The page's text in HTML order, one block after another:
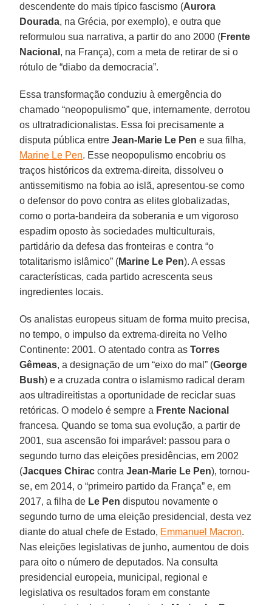
descendente do mais típico fascismo (Aurora
Dourada, na Grécia, por exemplo), e outra que
reformulou sua narrativa, a partir do ano 2000 (Frente
Nacional , na França), com a meta de retirar de si o
rótulo de “diabo da democracia”.
Essa transformação conduziu à emergência do
chamado “neopopulismo” que, internamente, derrotou
os ultratradicionalistas. Essa foi precisamente a
disputa pública entreJean-Marie Le Pen e sua filha,
Marine Le Pen. Esse neopopulismo encobriu os
traços históricos da extrema-direita, dissolveu o
antissemitismo na fobia ao islã, apresentou-se como
o defensor do povo contra as elites globalizadas,
como o porta-bandeira da soberania e um vigoroso
espadim oposto às sociedades multiculturais,
partidário da defesa das fronteiras e contra “o
totalitarismo islâmico” (Marine Le Pen). A essas
características, cada partido acrescenta seus
ingredientes locais.
Os analistas europeus situam de forma muito precisa,
no tempo, o impulso da extrema-direita no Velho
Continente: 2001. O atentado contra asTorres
Gêmeas, a designação de um “eixo do mal” (George
Bush) e a cruzada contra o islamismo radical deram
aos ultradireitistas a oportunidade de reciclar suas
retóricas. O modelo é sempre a Frente Nacional
francesa. Quando se toma sua evolução, a partir de
2001, sua ascensão foi imparável: passou para o
segundo turno das eleições presidências, em 2002
(Jacques Chirac contraJean-Marie Le Pen), tornou-
se, em 2014, o “primeiro partido da França” e, em
2017, a filha de Le Pen disputou novamente o
segundo turno de uma eleição presidencial, desta vez
diante do atual chefe de Estado, Emmanuel Macron.
Nas eleições legislativas de junho, aumentou de dois
para oito o número de deputados. Na consulta
presidencial europeia, municipal, regional e
legislativa os resultados foram em constante